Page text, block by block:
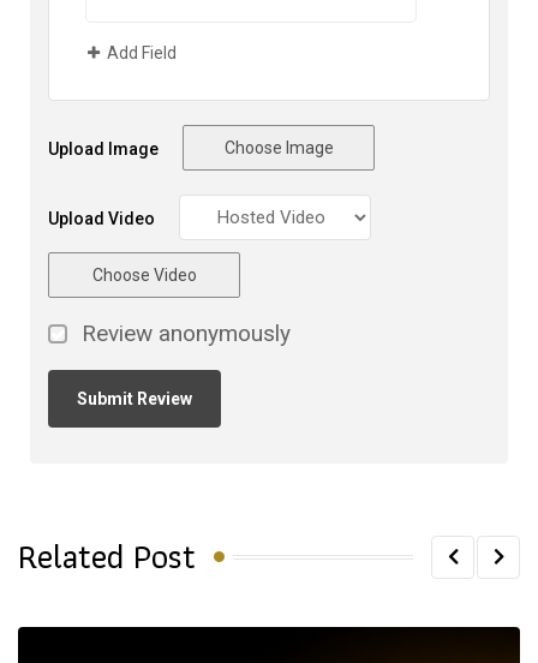
Add Field
Upload Image Choose Image
Upload Video
Choose Video
Review anonymously
Related Post